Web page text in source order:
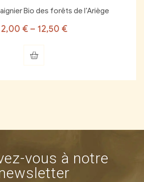
De L’Ariège
Bio des forêts de l’Ariège
2,00 €– 12,50 €
vous à notre